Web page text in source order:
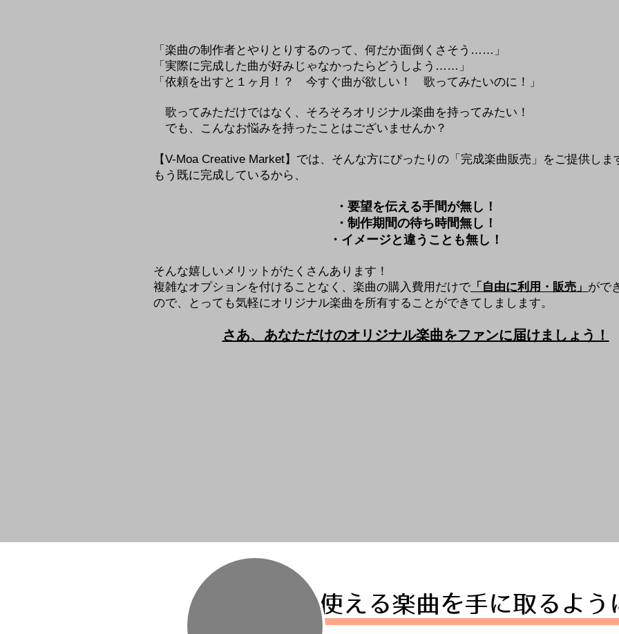
​「楽曲の制作者とやりとりするのって、何だか面倒くさそう……」
​「実際に完成した曲が好みじゃなかったらどうしよう……」
「依頼を出すと１ヶ月！？ 今すぐ曲が欲しい！ 歌ってみたいのに！」
歌ってみただけではなく、そろそろオリジナル楽曲を持ってみたい！
​ でも、こんなお悩みを持ったことはございませんか？
【V-Moa Creative Market】では、そんな方にぴったりの「完成楽曲販売」をご提供しま
もう既に完成しているから、
・要望を伝える手間が無し！
・制作期間の待ち時間無し！
・イメージと違うことも無し！
そんな嬉しいメリットがたくさんあります！
​複雑なオプションを付けることなく 、 楽曲の購入費用だけで 「自由に利用・販売」 がで
ので、
とっても気軽にオリジナル楽曲を​所有することができてしまします。​
​さあ、あなただけのオリジナル楽曲をファンに届けましょう！
すぐに使える楽曲を手に取るよう